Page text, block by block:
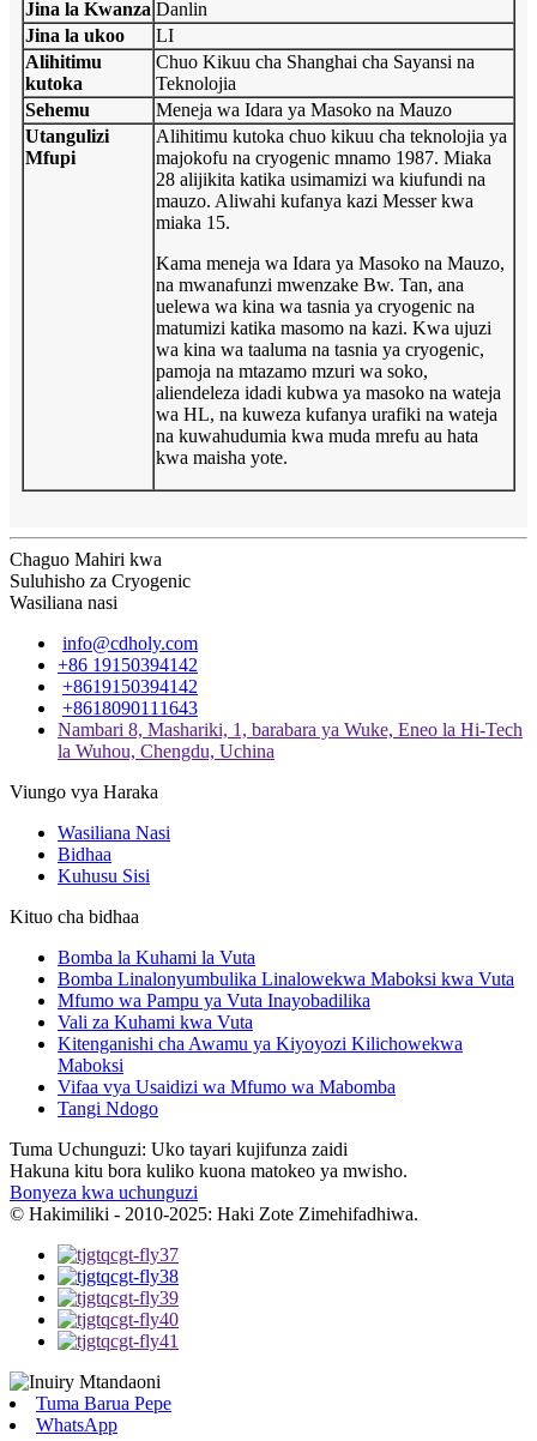
Jina la Kwanza Danlin
Jina la ukoo
LI
Alihitimu
kutoka
Chuo Kikuu cha Shanghai cha Sayansi na
Teknolojia
Sehemu
Meneja wa Idara ya Masoko na Mauzo
Utangulizi
Mfupi
Alihitimu kutoka chuo kikuu cha teknolojia ya
majokofu na cryogenic mnamo 1987. Miaka
28 alijikita katika usimamizi wa kiufundi na
mauzo. Aliwahi kufanya kazi Messer kwa
miaka 15.
Kama meneja wa Idara ya Masoko na Mauzo,
na mwanafunzi mwenzake Bw. Tan, ana
uelewa wa kina wa tasnia ya cryogenic na
matumizi katika masomo na kazi. Kwa ujuzi
wa kina wa taaluma na tasnia ya cryogenic,
pamoja na mtazamo mzuri wa soko,
aliendeleza idadi kubwa ya masoko na wateja
wa HL, na kuweza kufanya urafiki na wateja
na kuwahudumia kwa muda mrefu au hata
kwa maisha yote.
Chaguo Mahiri kwa
Suluhisho za Cryogenic
Wasiliana nasi
info@cdholy.com
+86 19150394142
+8619150394142
+8618090111643
Nambari 8, Mashariki, 1, barabara ya Wuke, Eneo la Hi-Tech
la Wuhou, Chengdu, Uchina
Viungo vya Haraka
Wasiliana Nasi
Bidhaa
Kuhusu Sisi
Kituo cha bidhaa
Bomba la Kuhami la Vuta
Bomba Linalonyumbulika Linalowekwa Maboksi kwa Vuta
Mfumo wa Pampu ya Vuta Inayobadilika
Vali za Kuhami kwa Vuta
Kitenganishi cha Awamu ya Kiyoyozi Kilichowekwa
Maboksi
Vifaa vya Usaidizi wa Mfumo wa Mabomba
Tangi Ndogo
Tuma Uchunguzi: Uko tayari kujifunza zaidi
Hakuna kitu bora kuliko kuona matokeo ya mwisho.
Bonyeza kwa uchunguzi
© Hakimiliki - 2010-2025: Haki Zote Zimehifadhiwa.
Tuma Barua Pepe
WhatsApp